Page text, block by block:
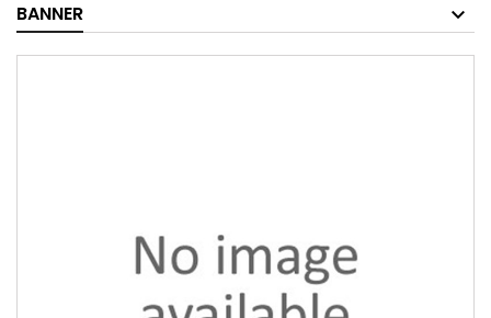
BANNER